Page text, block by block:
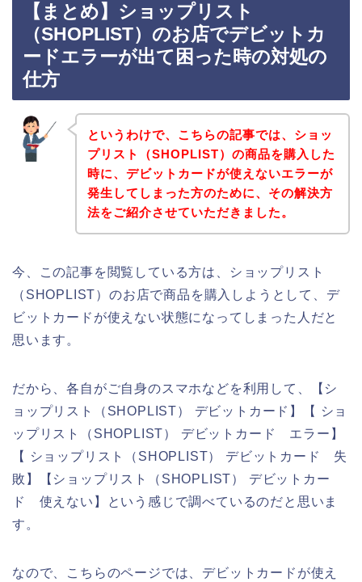
【まとめ】ショップリスト
（SHOPLIST）のお店でデビットカ
ードエラーが出て困った時の対処の
仕方
というわけで、こちらの記事では、ショッ
プリスト（SHOPLIST）の商品を購入した
時に、デビットカードが使えないエラーが
発生してしまった方のために、その解決方
法をご紹介させていただきました。
今、この記事を閲覧している方は、ショップリスト
（SHOPLIST）のお店で商品を購入しようとして、デ
ビットカードが使えない状態になってしまった人だと
思います。
だから、各自がご自身のスマホなどを利用して、【シ
ョップリスト（SHOPLIST） デビットカード】【 ショ
ップリスト（SHOPLIST） デビットカード エラー】
【 ショップリスト（SHOPLIST） デビットカード 失
敗】【ショップリスト（SHOPLIST） デビットカー
ド 使えない】という感じで調べているのだと思いま
す。
なので、こちらのページでは、デビットカードが使え